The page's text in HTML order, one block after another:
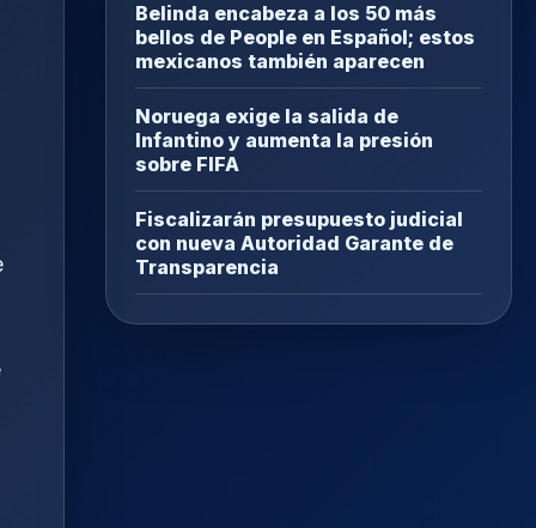
Belinda encabeza a los 50 más
bellos de People en Español; estos
mexicanos también aparecen
Noruega exige la salida de
Infantino y aumenta la presión
sobre FIFA
Fiscalizarán presupuesto judicial
con nueva Autoridad Garante de
Transparencia